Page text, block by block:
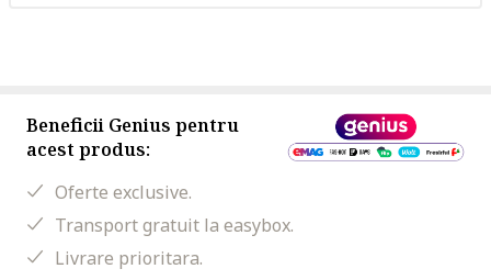
Beneficii Genius pentru
acest produs:
Oferte exclusive.
Transport gratuit la easybox.
Livrare prioritara.